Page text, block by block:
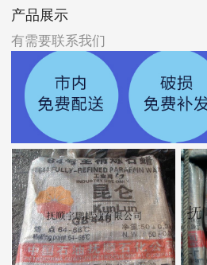
产品展示
有需要联系我们